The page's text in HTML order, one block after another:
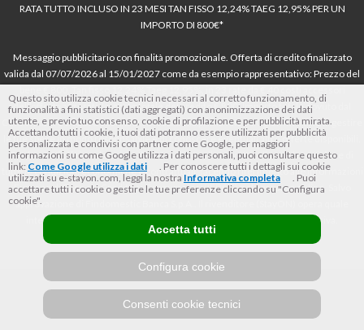
RATA TUTTO INCLUSO IN 23 MESI TAN FISSO 12,24% TAEG 12,95% PER UN
IMPORTO DI 800€*
Messaggio pubblicitario con finalità promozionale. Offerta di credito finalizzato
valida dal 07/07/2026 al 15/01/2027 come da esempio rappresentativo: Prezzo del
dell’offerta azzerati. Importo totale del credito € 800. Importo totale dovuto dal
Consumatore € 920. Decorrenza media della prima rata a 90 giorni. Al fine di gestire
le tue spese in modo responsabile e di conoscere eventuali altre offerte disponibili,
Findomestic ti ricorda, prima di sottoscrivere il contratto, di prendere visione di
tutte le condizioni economiche e contrattuali, facendo riferimento alle Informazioni
Europee di Base sul Credito ai Consumatori (IEBCC) nel percorso online. Salvo
approvazione di Findomestic Banca S.p.A.. Il rivenditore (StayON) opera quale
intermediario del credito per Findomestic Banca S.p.A., non in esclusiva.
Questo sito utilizza cookie tecnici necessari al corretto funzionamento, di
funzionalità a fini statistici (dati aggregati) con anonimizzazione dei dati
utente, e previo tuo consenso, cookie di profilazione e per pubblicità mirata.
Accettando tutti i cookie, i tuoi dati potranno essere utilizzati per pubblicità
personalizzata e condivisi con partner come Google, per maggiori
informazioni su come Google utilizza i dati personali, puoi consultare questo
link: Come Google utilizza i dati
. Per conoscere tutti i dettagli sui cookie
utilizzati su e-stayon.com, leggi la nostra Informativa completa
. Puoi
accettare tutti i cookie o gestire le tue preferenze cliccando su "Configura
cookie".
Consenti cookie tecnici
Configura cookie
Accetta tutti